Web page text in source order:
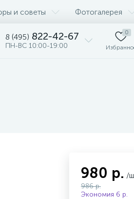
и советы Фотогалерея
8 (495) 822-42-67
ПН-ВС 10:00-19:00
0
980 р. /
986 р.
Экономия 6 р.